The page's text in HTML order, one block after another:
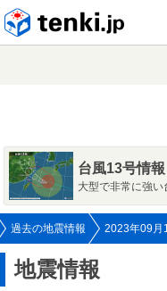
台風13号情報
大型で非常に強
過去の地震情報 2023年09月
地震情報